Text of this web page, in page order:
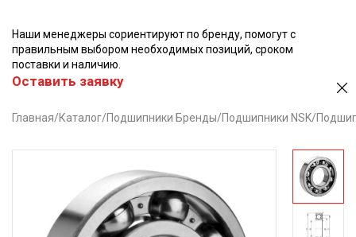
Наши менеджеры сориентируют по бренду, помогут с
правильным выбором необходимых позиций, сроком
поставки и наличию.
Оставить заявку
Главная/Каталог/Подшипники Бренды/Подшипники NSK/